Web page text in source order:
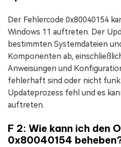
Der Fehlercode 0x80040154
Windows 11 auftreten. Der
bestimmten Systemdateien
Komponenten ab,
Anweisungen und
fehlerhaft sind oder nicht
Updateprozess fehl und es
auftreten.
F 2: Wie kann ich den
0x80040154